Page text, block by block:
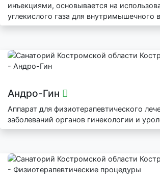
инъекциями, основывается на
углекислого газа для внутримышечного
Андро-Гин
Аппарат для физиотерапевтического
заболеваний органов гинекологии и